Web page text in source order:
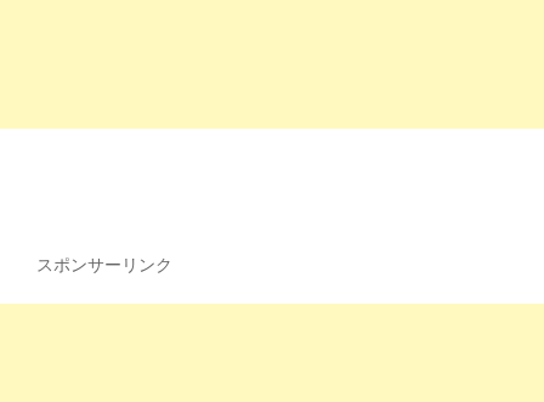
スポンサーリンク